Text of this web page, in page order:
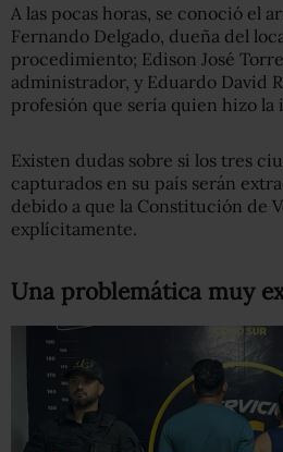
A las pocas horas, se conoció el
Fernando Delgado, dueña del
procedimiento; Edison José
administrador, y Eduardo David
profesión que sería quien hizo
Existen dudas sobre si los tres
capturados en su país serán
debido a que la Constitución de
explícitamente.
Una problemática muy